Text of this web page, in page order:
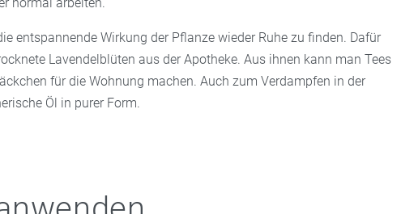
entspannende Wirkung der Pflanze wieder Ruhe zu finden. Dafür
Lavendelblüten aus der Apotheke. Aus ihnen kann man Tees
für die Wohnung machen. Auch zum Verdampfen in der
Öl in purer Form.